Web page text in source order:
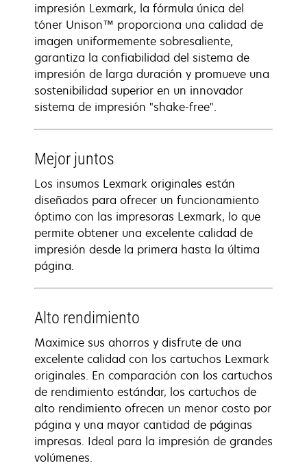
impresión Lexmark, la fórmula única del
tóner Unison™ proporciona una calidad de
imagen uniformemente sobresaliente,
garantiza la confiabilidad del sistema de
impresión de larga duración y promueve una
sostenibilidad superior en un innovador
sistema de impresión "shake-free".
Mejor juntos
Los insumos Lexmark originales están
diseñados para ofrecer un funcionamiento
óptimo con las impresoras Lexmark, lo que
permite obtener una excelente calidad de
impresión desde la primera hasta la última
página.
Alto rendimiento
Maximice sus ahorros y disfrute de una
excelente calidad con los cartuchos Lexmark
originales. En comparación con los cartuchos
de rendimiento estándar, los cartuchos de
alto rendimiento ofrecen un menor costo por
página y una mayor cantidad de páginas
impresas. Ideal para la impresión de grandes
volúmenes.